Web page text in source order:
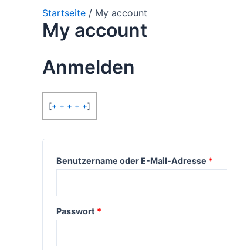
Startseite My account
My account
Anmelden
[+ + + + +]
Benutzername oder E-Mail-Adresse *
Passwort *